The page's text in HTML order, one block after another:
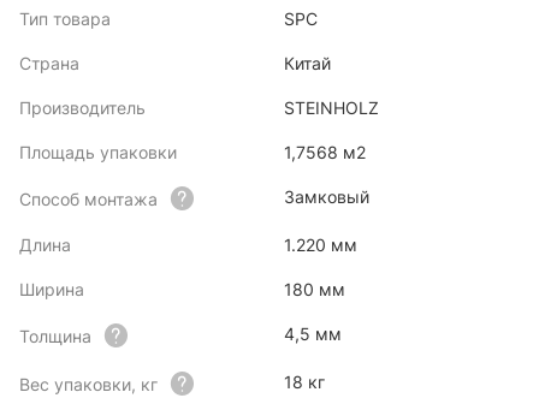
Тип товара SPC
Страна Китай
Производитель STEINHOLZ
Площадь упаковки 1,7568 м2
Способ монтажа Замковый
Длина 1.220 мм
Ширина 180 мм
Толщина 4,5 мм
Вес упаковки, кг 18 кг